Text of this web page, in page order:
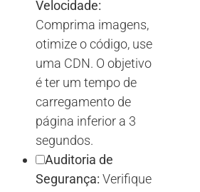
Velocidade:
Comprima imagens,
otimize o código, use
uma CDN. O objetivo
é ter um tempo de
carregamento de
página inferior a 3
segundos.
Auditoria de
Segurança: Verifique